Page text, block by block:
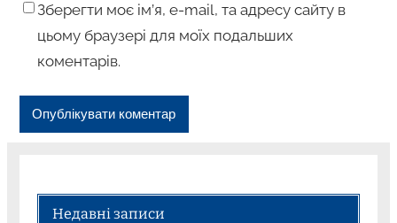
Зберегти моє ім’я, e-mail, та адресу сайту в
цьому браузері для моїх подальших
коментарів.
Недавні записи